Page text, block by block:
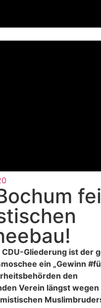
Gliederung ist der
ein „Gewinn
den
Verein längst